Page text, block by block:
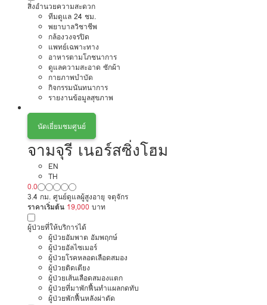
สิ่งอำนวยความสะดวก
ทีมดูแล 24 ชม.
พยาบาลวิชาชีพ
กล้องวงจรปิด
แพทย์เฉพาะทาง
อาหารตามโภชนาการ
ดูแลความสะอาด ซักผ้า
กายภาพบำบัด
กิจกรรมนันทนาการ
รายงานข้อมูลสุขภาพ
นัดเยี่ยมชมศูนย์
จามจุรี เนอร์สซิ่งโฮม
EN
TH
0.0
3.4 กม. ศูนย์ดูแลผู้สูงอายุ จตุจักร
ราคาเริ่มต้น 19,000 บาท
ผู้ป่วยที่ให้บริการได้
ผู้ป่วยอัมพาต อัมพฤกษ์
ผู้ป่วยอัลไซเมอร์
ผู้ป่วยโรคหลอดเลือดสมอง
ผู้ป่วยติดเตียง
ผู้ป่วยเส้นเลือดสมองแตก
ผู้ป่วยที่มาพักฟื้นทำแผลกดทับ
ผู้ป่วยพักฟื้นหลังผ่าตัด